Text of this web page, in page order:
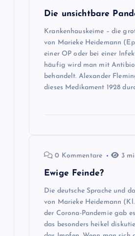
Die unsichtbare
Krankenhauskeime – die
von Marieke Heidemann
einer OP oder bei einer
häufig wird man mit
behandelt. Alexander
dieses Medikament 1928
0 Kommentare 3
Ewige Feinde?
Die deutsche Sprache und
von Marieke Heidemann
der Corona-Pandemie gab
das besonders heikel